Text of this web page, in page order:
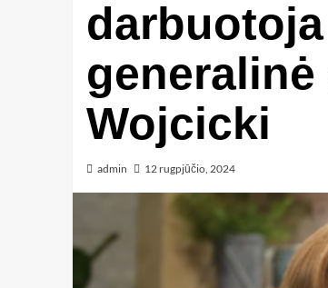
darbuotoja
Wojcicki
admin 12 rugpjūčio, 2024